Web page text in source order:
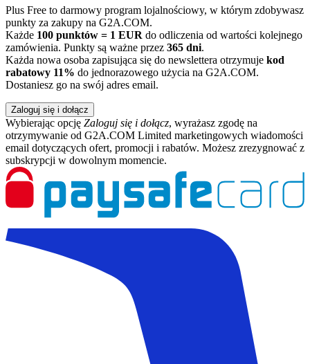
Plus Free to darmowy program lojalnościowy, w którym zdobywasz
punkty za zakupy na G2A.COM.
Każde 100 punktów = 1 EUR do odliczenia od wartości kolejnego
zamówienia. Punkty są ważne przez 365 dni.
Każda nowa osoba zapisująca się do newslettera otrzymuje kod
rabatowy 11% do jednorazowego użycia na G2A.COM.
Dostaniesz go na swój adres email.
Zaloguj się i dołącz
Wybierając opcję Zaloguj się i dołącz, wyrażasz zgodę na
otrzymywanie od G2A.COM Limited marketingowych wiadomości
email dotyczących ofert, promocji i rabatów. Możesz zrezygnować z
subskrypcji w dowolnym momencie.